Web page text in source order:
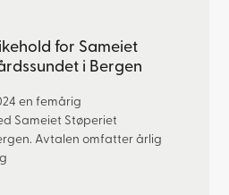
for Sameiet
i Bergen
en femårig
Sameiet Støperiet
Avtalen omfatter årlig